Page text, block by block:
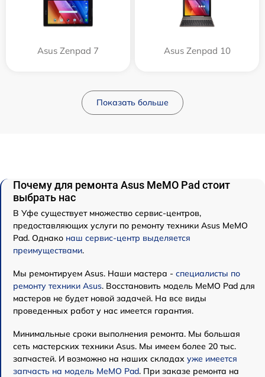
Asus Zenpad 7 Asus Zenpad 10
Показать больше
Почему для ремонта Asus MeMO Pad стоит
выбрать нас
В Уфе существует множество сервис-центров,
предоставляющих услуги по ремонту техники Asus MeMO
Pad. Однако наш сервис-центр выделяется
преимуществами.
Мы ремонтируем Asus. Наши мастера - специалисты по
ремонту техники Asus. Восстановить модель MeMO Pad для
мастеров не будет новой задачей. На все виды
проведенных работ у нас имеется гарантия.
Минимальные сроки выполнения ремонта. Мы большая
сеть мастерских техники Asus. Мы имеем более 20 тыс.
запчастей. И возможно на наших складах уже имеется
запчасть на модель MeMO Pad. При заказе ремонта на